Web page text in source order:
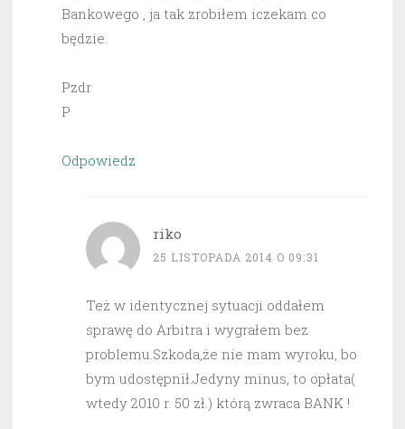
Bankowego , ja tak zrobiłem iczekam co
będzie.
Pzdr
P
Odpowiedz
riko
25 LISTOPADA 2014 O 09:31
Też w identycznej sytuacji oddałem
sprawę do Arbitra i wygrałem bez
problemu.Szkoda,że nie mam wyroku, bo
bym udostępnił.Jedyny minus, to opłata(
wtedy 2010 r. 50 zł.) którą zwraca BANK !